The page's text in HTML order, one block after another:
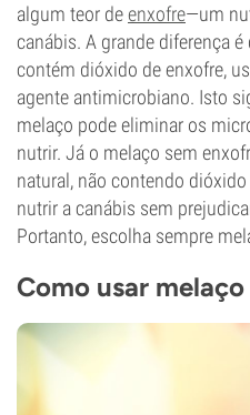
algum teor deenxofre—um
canábis. A grande diferença
contém dióxido de enxofre,
agente antimicrobiano. Isto
melaço pode eliminar os
nutrir. Já o melaço sem
natural, não contendo
nutrir a canábis sem
Portanto, escolha sempre
Como usar